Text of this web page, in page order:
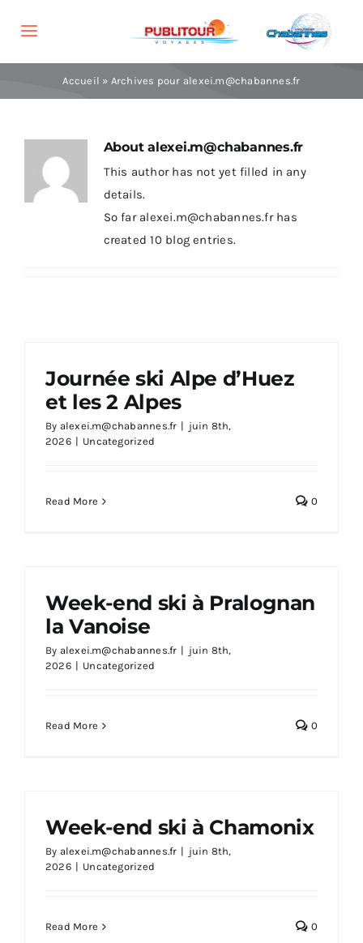
Toggle
Navigation
Voyages
Groupes
Accueil » Archives pour alexei.m@chabannes.fr
Aboutalexei.m@chabannes.fr
This author has not yet filled in any
details.
So far alexei.m@chabannes.fr has
created 10 blog entries.
Journée ski Alpe d’Huez
et les 2 Alpes
By alexei.m@chabannes.fr | juin 8th,
2026 | Uncategorized
Read More 0
Week-end ski à Pralognan
la Vanoise
By alexei.m@chabannes.fr | juin 8th,
2026 | Uncategorized
Read More 0
Week-end ski à Chamonix
By alexei.m@chabannes.fr | juin 8th,
2026 | Uncategorized
Read More 0